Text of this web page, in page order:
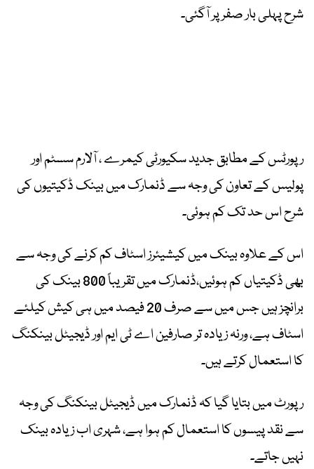
شرح پہلی بار صفر پر آگئی۔
رپورٹس کے مطابق جدید سکیورٹی کیمرے ، آلارم سسٹم اور
پولیس کے تعاون کی وجہ سے ڈنمارک میں بینک ڈکیتیوں کی
شرح اس حد تک کم ہوئی۔
اس کے علاوہ بینک میں کیشیئرز اسٹاف کم کرنے کی وجہ سے
بھی ڈکیتیاں کم ہوئیں،ڈنمارک میں تقریباً 800 بینک کی
برانچز ہیں جس میں سے صرف 20 فیصد میں ہی کیش کیلئے
اسٹاف ہے، ورنہ زیادہ تر صارفین اے ٹی ایم اور ڈیجیٹل بینکنگ
کا استعمال کرتے ہیں۔
رپورٹ میں بتایا گیا کہ ڈنمارک میں ڈیجیٹل بینکنگ کی وجہ
سے نقد پیسوں کا استعمال کم ہوا ہے، شہری اب زیادہ بینک
نہیں جاتے۔